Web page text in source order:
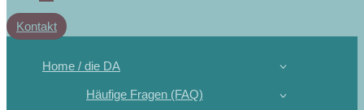
Kontakt
Home / die DA
Häufige Fragen (FAQ)